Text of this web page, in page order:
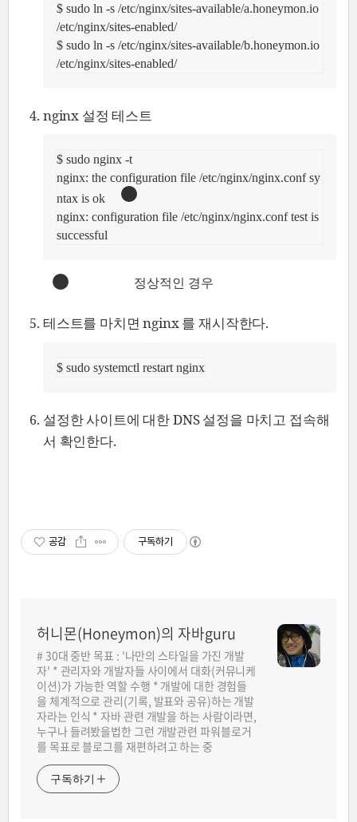
$ sudo ln -s /etc/nginx/sites-available/a.honeymon.io
/etc/nginx/sites-enabled/
$ sudo ln -s /etc/nginx/sites-available/b.honeymon.io
/etc/nginx/sites-enabled/
nginx 설정 테스트
$ sudo nginx -t
nginx: the configuration file /etc/nginx/nginx.conf sy
ntax is ok
nginx: configuration file /etc/nginx/nginx.conf test is
successful
정상적인 경우
테스트를 마치면 nginx 를 재시작한다.
$ sudo systemctl restart nginx
설정한 사이트에 대한 DNS 설정을 마치고 접속해
서 확인한다.
공감 구독하기
허니몬(Honeymon)의 자바guru
# 30대 중반 목표 : '나만의 스타일을 가진 개발
자' * 관리자와 개발자들 사이에서 대화(커뮤니케
이션)가 가능한 역할 수행 * 개발에 대한 경험들
을 체계적으로 관리(기록, 발표와 공유)하는 개발
자라는 인식 * 자바 관련 개발을 하는 사람이라면,
누구나 들려봤을법한 그런 개발관련 파워블로거
를 목표로 블로그를 재편하려고 하는 중
구독하기